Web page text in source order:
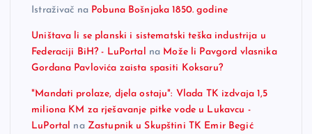
Istraživač na Pobuna Bošnjaka 1850. godine
Uništava li se planski i sistematski teška industrija u
Federaciji BiH? - LuPortal na Može li Pavgord vlasnika
Gordana Pavlovića zaista spasiti Koksaru?
"Mandati prolaze, djela ostaju": Vlada TK izdvaja 1,5
miliona KM za rješavanje pitke vode u Lukavcu -
LuPortal na Zastupnik u Skupštini TK Emir Begić